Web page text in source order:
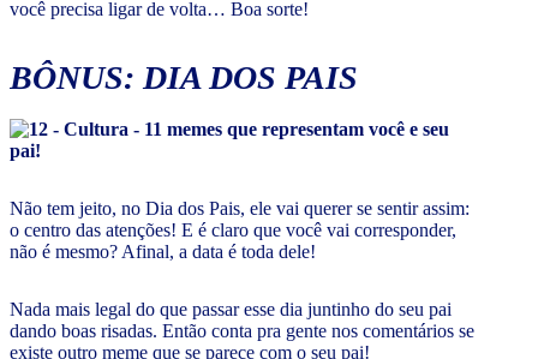
você precisa ligar de volta… Boa sorte!
BÔNUS: DIA DOS PAIS
Não tem jeito, no Dia dos Pais, ele vai querer se sentir assim:
o centro das atenções! E é claro que você vai corresponder,
não é mesmo? Afinal, a data é toda dele!
Nada mais legal do que passar esse dia juntinho do seu pai
dando boas risadas. Então conta pra gente nos comentários se
existe outro meme que se parece com o seu pai!